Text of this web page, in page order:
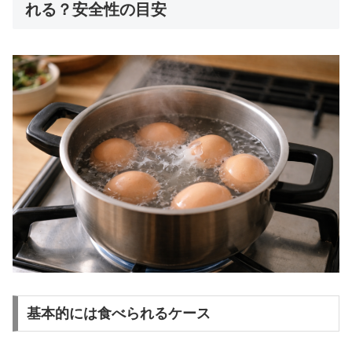
れる？安全性の目安
基本的には食べられるケース